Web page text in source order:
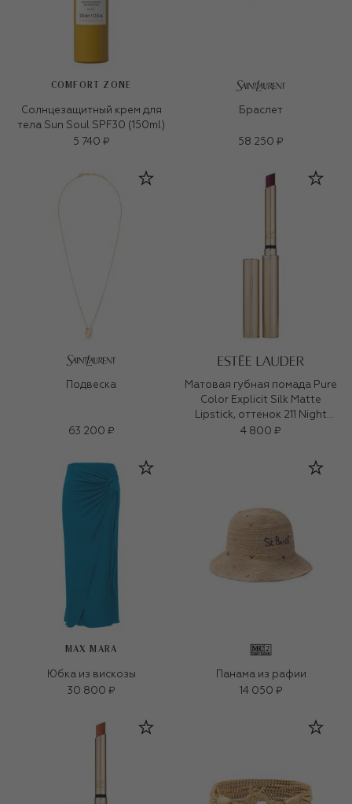
COMFORT ZONE
Солнцезащитный крем для
тела Sun Soul SPF30 (150ml)
5 740 ₽
Браслет
58 250 ₽
Подвеска
63 200 ₽
Матовая губная помада Pure
Color Explicit Silk Matte
Lipstick, оттенок 211 Night
Moves (0,7ml)
4 800 ₽
MAX MARA
Юбка из вискозы
30 800 ₽
Панама из рафии
14 050 ₽